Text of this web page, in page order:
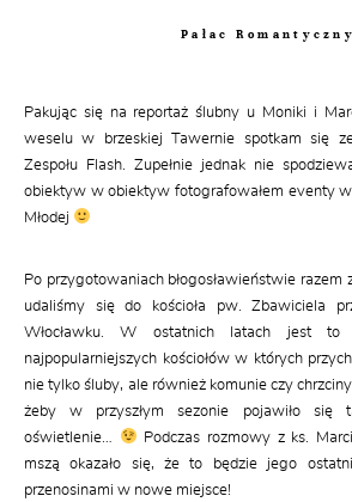
Pałac Romantyczny
Pakując się na reportaż ślubny u Moniki i
weselu w brzeskiej Tawernie spotkam się
Zespołu Flash. Zupełnie jednak nie
obiektyw w obiektyw fotografowałem eventy
Młodej
Po przygotowaniach błogosławieństwie razem
udaliśmy się do kościoła pw. Zbawiciela
Włocławku. W ostatnich latach jest
najpopularniejszych kościołów w których
nie tylko śluby, ale również komunie czy
żeby w przyszłym sezonie pojawiło się
oświetlenie…
Podczas rozmowy z ks.
mszą okazało się, że to będzie jego
przenosinami w nowe miejsce!